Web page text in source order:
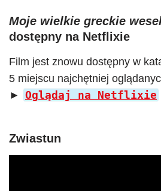
Moje wielkie greckie
dostępny na Netflixie
Film jest znowu dostępny w
5 miejscu najchętniej
►
Oglądaj na Netflixie
Zwiastun